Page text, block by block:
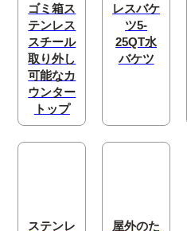
ゴミ箱ス
テンレス
スチール
取り外し
可能なカ
ウンター
トップ
レスバケ
ツ5-
25QT水
バケツ
ステンレ
屋外のた